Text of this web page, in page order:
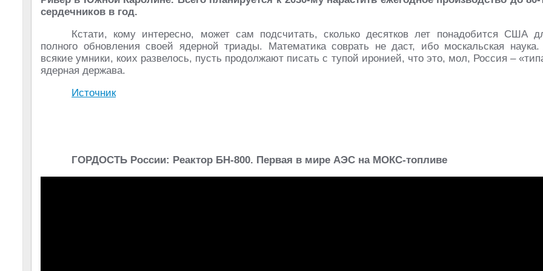
сердечников в год.
Кстати, кому интересно, может сам подсчитать, сколько десятков лет понадобится США
полного обновления своей ядерной триады. Математика соврать не даст, ибо москальская
всякие умники, коих развелось, пусть продолжают писать с тупой иронией, что это, мол, Россия –
ядерная держава.
Источник
ГОРДОСТЬ России: Реактор БН-800. Первая в мире АЭС на МОКС-топливе